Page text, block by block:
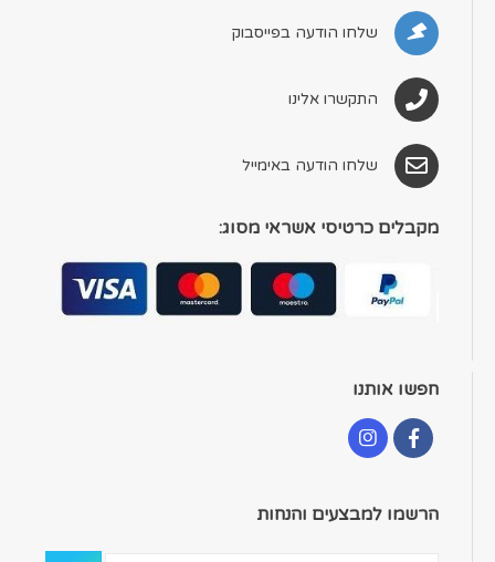
שלחו הודעה בפייסבוק
התקשרו אלינו
שלחו הודעה באימייל
מקבלים כרטיסי אשראי מסוג:
חפשו אותנו
הרשמו למבצעים והנחות